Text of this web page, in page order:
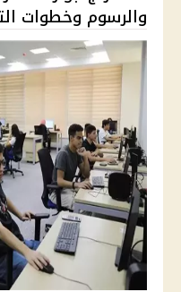
والرسوم وخطوات